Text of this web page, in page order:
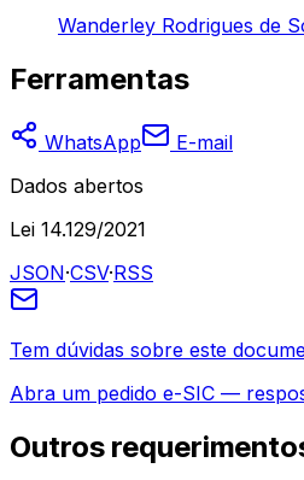
Wanderley Rodrigues de
Ferramentas
WhatsApp
E-mail
Dados abertos
Lei 14.129/2021
JSON·CSV·RSS
Tem dúvidas sobre este
Abra um pedido e-SIC —
Outros